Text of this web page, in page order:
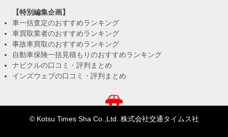
【特別編集企画】
車一括査定のおすすめランキング
車買取業者のおすすめランキング
事故車買取のおすすめランキング
自動車保険一括見積もりのおすすめランキング
ナビクルの口コミ・評判まとめ
インズウェブの口コミ・評判まとめ
© Kotsu Times Sha Co.,Ltd. 株式会社交通タイムス社